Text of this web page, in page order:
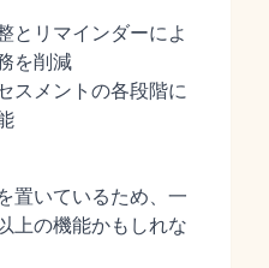
とリマインダーによ
を削減
スメントの各段階に
置いているため、一
上の機能かもしれな